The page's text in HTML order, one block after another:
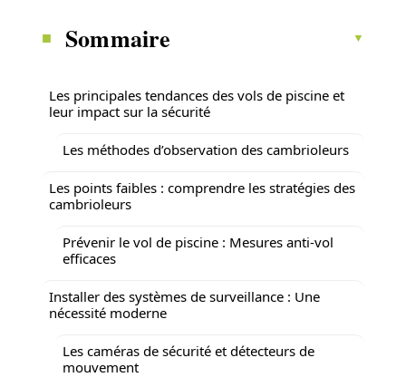
Sommaire
Les principales tendances des vols de piscine et
leur impact sur la sécurité
Les méthodes d’observation des cambrioleurs
Les points faibles : comprendre les stratégies des
cambrioleurs
Prévenir le vol de piscine : Mesures anti-vol
efficaces
Installer des systèmes de surveillance : Une
nécessité moderne
Les caméras de sécurité et détecteurs de
mouvement